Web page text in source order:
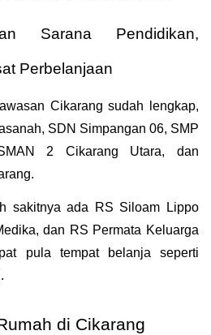
Sarana Pendidikan,
Perbelanjaan
Cikarang sudah lengkap,
SDN Simpangan 06, SMP
2 Cikarang Utara, dan
sakitnya ada RS Siloam Lippo
dan RS Permata Keluarga
pula tempat belanja seperti
di Cikarang